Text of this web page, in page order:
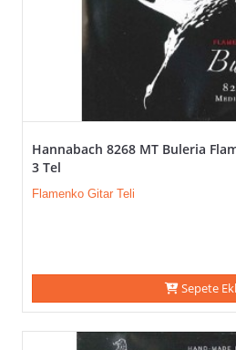
Hannabach 8268 MT Buleria
3 Tel
Flamenko Gitar Teli
Sepete